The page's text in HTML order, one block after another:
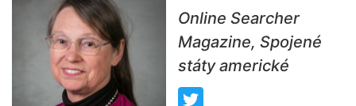
Online Searcher
Magazine, Spojené
státy americké